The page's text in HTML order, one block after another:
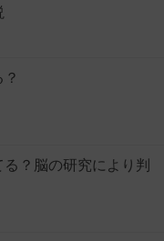
？脳の研究により判